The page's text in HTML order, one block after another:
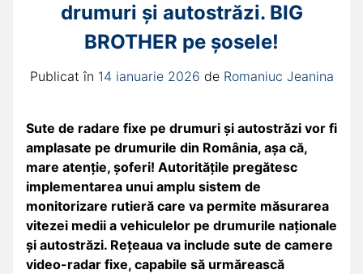
drumuri și autostrăzi. BIG
BROTHER pe șosele!
Publicat în 14 ianuarie 2026 de Romaniuc Jeanina
Sute de radare fixe pe drumuri și autostrăzi vor fi
amplasate pe drumurile din România, așa că,
mare atenție, șoferi! Autoritățile pregătesc
implementarea unui amplu sistem de
monitorizare rutieră care va permite măsurarea
vitezei medii a vehiculelor pe drumurile naționale
și autostrăzi. Rețeaua va include sute de camere
video-radar fixe, capabile să urmărească